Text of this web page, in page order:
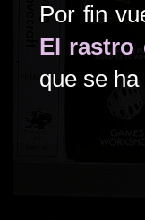
Por fin
El rastro
que se